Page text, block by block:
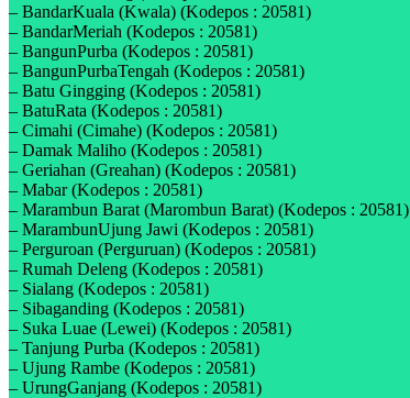
– BandarKuala (Kwala) (Kodepos : 20581)
– BandarMeriah (Kodepos : 20581)
– BangunPurba (Kodepos : 20581)
– BangunPurbaTengah (Kodepos : 20581)
– Batu Gingging (Kodepos : 20581)
– BatuRata (Kodepos : 20581)
– Cimahi (Cimahe) (Kodepos : 20581)
– Damak Maliho (Kodepos : 20581)
– Geriahan (Greahan) (Kodepos : 20581)
– Mabar (Kodepos : 20581)
– Marambun Barat (Marombun Barat) (Kodepos : 20581)
– MarambunUjung Jawi (Kodepos : 20581)
– Perguroan (Perguruan) (Kodepos : 20581)
– Rumah Deleng (Kodepos : 20581)
– Sialang (Kodepos : 20581)
– Sibaganding (Kodepos : 20581)
– Suka Luae (Lewei) (Kodepos : 20581)
– Tanjung Purba (Kodepos : 20581)
– Ujung Rambe (Kodepos : 20581)
– UrungGanjang (Kodepos : 20581)